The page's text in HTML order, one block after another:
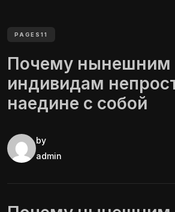
PAGES11
Почему нынешним
индивидам
наедине с собой
by
admin